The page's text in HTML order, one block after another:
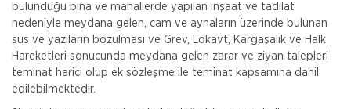
bulunduğu bina ve mahallerde yapılan inşaat ve tadilat
nedeniyle meydana gelen, cam ve aynaların üzerinde bulunan
süs ve yazıların bozulması ve Grev, Lokavt, Kargaşalık ve Halk
Hareketleri sonucunda meydana gelen zarar ve ziyan talepleri
teminat harici olup ek sözleşme ile teminat kapsamına dahil
edilebilmektedir.